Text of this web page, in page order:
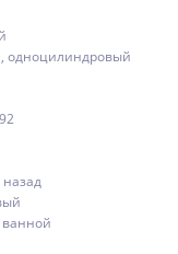
одноцилиндровый
назад